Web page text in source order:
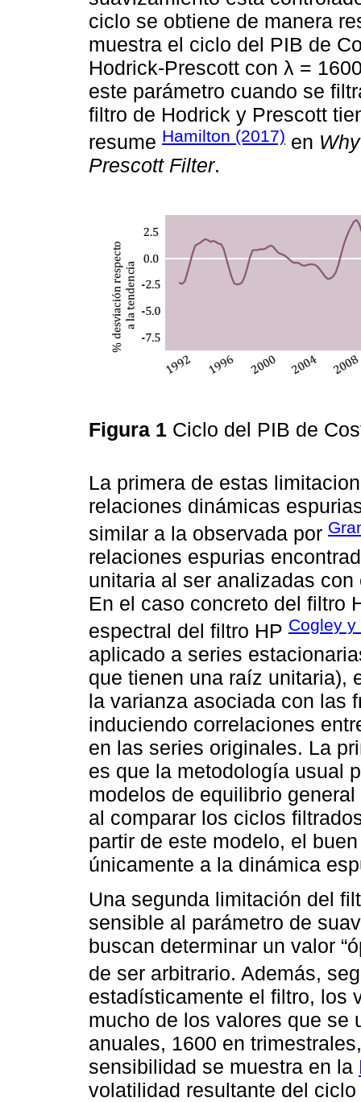
ciclo se obtiene de manera
muestra el ciclo del PIB de
Hodrick-Prescott con λ =
este parámetro cuando se
filtro de Hodrick y Prescott
resume Hamilton (2017) en
Prescott Filter.
Figura 1 Ciclo del PIB de
La primera de estas
relaciones dinámicas
similar a la observada por
relaciones espurias
unitaria al ser analizadas
En el caso concreto del filtro
espectral del filtro HP Cogley y
aplicado a series
que tienen una raíz unitaria),
la varianza asociada con las
induciendo correlaciones
en las series originales. La
es que la metodología usual
modelos de equilibrio
al comparar los ciclos
partir de este modelo, el
únicamente a la dinámica
Una segunda limitación del
sensible al parámetro de
buscan determinar un valor
de ser arbitrario. Además,
estadísticamente el filtro, los
mucho de los valores que se
anuales, 1600 en
sensibilidad se muestra en la
volatilidad resultante del